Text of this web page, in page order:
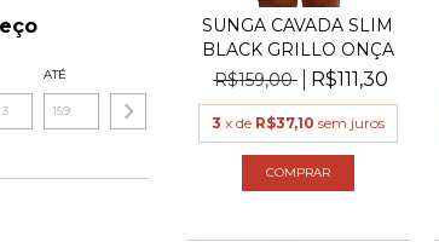
ATÉ
SUNGA CAVADA SLIM
BLACK GRILLO ONÇA
R$159,00
R$111,30
3 x de R$37,10 sem juros
COMPRAR